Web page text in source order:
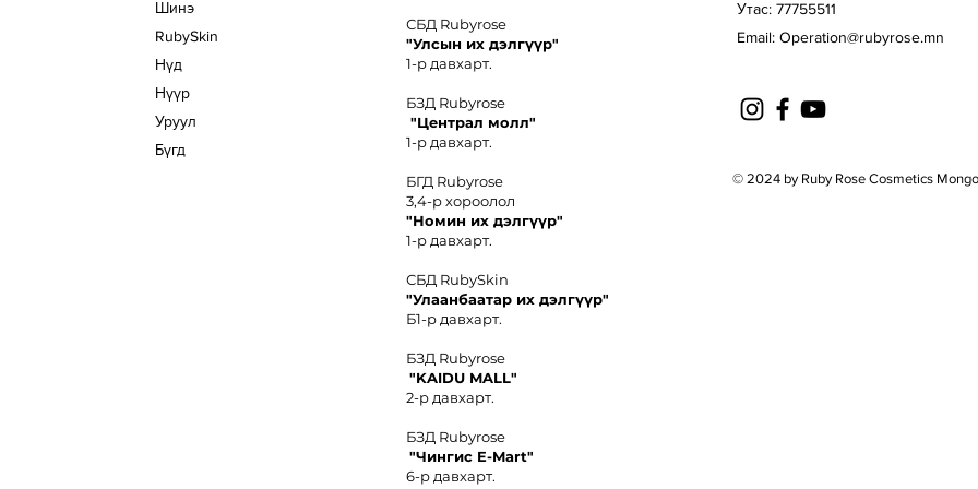
Шинэ
RubySkin
Нүд
Нүүр
Уруул
Бүгд
СБД Rubyrose
"Улсын их дэлгүүр"
1-р давхарт.
БЗД Rubyrose
"Централ молл"
1-р давхарт.
БГД Rubyrose
3,4-р хороолол
"Номин иx дэлгүүр"
1-р давхарт.
СБД RubySkin
"Улаанбаатар их дэлгүүр"
Б1-р давхарт.
БЗД Rubyrose
"KAIDU MALL"
2-р давхарт.
БЗД Rubyrose
"Чингис E-Mart"
6-р давхарт.
Утас: 77755511
Email: Operation@rubyrose.mn
© 2024 by Ruby Rose Cosmetics